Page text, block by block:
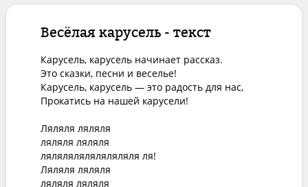
Весёлая карусель - текст
Карусель, карусель начинает рассказ.
Это сказки, песни и веселье!
Карусель, карусель — это радость для нас,
Прокатись на нашей карусели!
Ляляля ляляля
ляляля ляляля
ляляляляляляляляля ля!
Ляляля ляляля
ляляля ляляля